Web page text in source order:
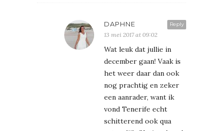
Reply
DAPHNE
13 mei 2017 at 09:02
Wat leuk dat jullie in
december gaan! Vaak is
het weer daar dan ook
nog prachtig en zeker
een aanrader, want ik
vond Tenerife echt
schitterend ook qua